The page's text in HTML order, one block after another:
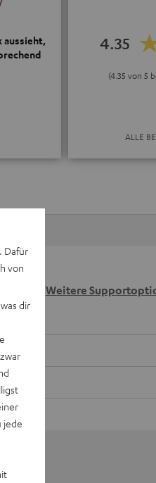
aussieht,
4.35
(4.35 von 5
ALLE
Weitere
Dafür
von
dir
jede